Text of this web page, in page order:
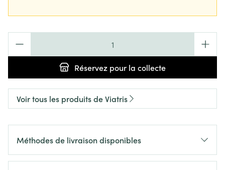
Réservez pour la collecte
Voir tous les produits de Viatris
Méthodes de livraison disponibles